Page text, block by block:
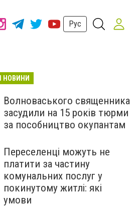
Рус
НОВИНИ
Волноваського священника
засудили на 15 років тюрми
за пособництво окупантам
Переселенці можуть не
платити за частину
комунальних послуг у
покинутому житлі: які
умови